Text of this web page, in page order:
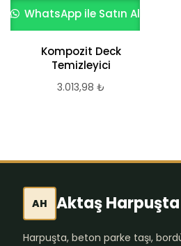
WhatsApp ile Satın Al
Kompozit Deck
Temizleyici
3.013,98 ₺
AH Aktaş Harpuşta
Harpuşta, beton parke taşı,